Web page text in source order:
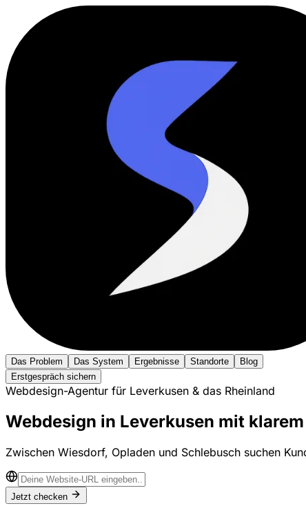
Das Problem Das System Ergebnisse Standorte
Blog
Erstgespräch sichern
Webdesign-Agentur für Leverkusen & das Rheinland
Webdesign in Leverkusen mit
Zwischen Wiesdorf, Opladen und Schlebusch suchen
Jetzt checken